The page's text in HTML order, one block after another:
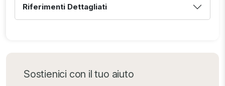
Riferimenti Dettagliati
Sostienici con il tuo aiuto